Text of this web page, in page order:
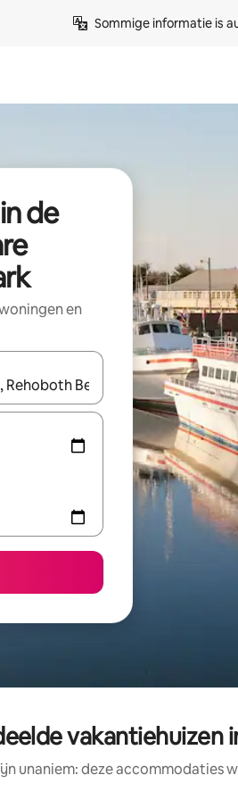
Sommige informatie is
de
en
zijn, maak je een keuze met je de
vakantiehuizen
unaniem: deze accommodaties